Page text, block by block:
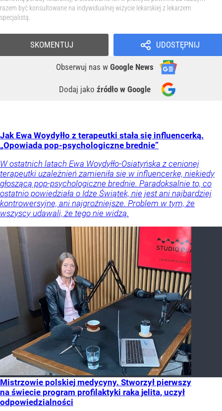
razem być konsultowane na indywidualnej wizycie lekarskiej z lekarzem
specjalistą.
UDOSTĘPNIJ
Obserwuj nas w Google News
Dodaj jako źródło w Google
SKOMENTUJ
Jak Ewa Woydyłło z terapeutki stała się influencerką.
„Opowiada pop-psychologiczne brednie”
W ostatnich latach Ewa Woydyłło-Osiatyńska z cenionej
terapeutki uzależnień zamieniła się w influencerkę, niekiedy
głoszącą pop-psychologiczne brednie. Paradoksalnie to, co
ostatnio powiedziała o Idze Świątek, nie jest ani najbardziej
kontrowersyjne, ani najgroźniejsze. Problem w tym, że
wszyscy udawali, że tego nie widzą.
Mistrzowie polskiej medycyny. Stworzył pierwszy
na świecie program profilaktyki raka jelita, uczył
odpowiedzialności